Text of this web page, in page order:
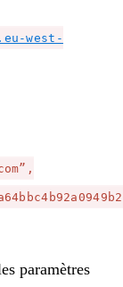
west-
paramètres